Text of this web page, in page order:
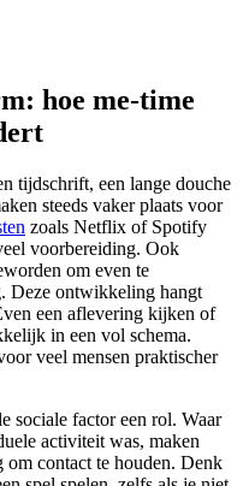
hoe me-time
tijdschrift, een lange douche
steeds vaker plaats voor
zoals Netflix of Spotify
voorbereiding. Ook
om even te
Deze ontwikkeling hangt
een aflevering kijken of
in een vol schema.
veel mensen praktischer
sociale factor een rol. Waar
activiteit was, maken
contact te houden. Denk